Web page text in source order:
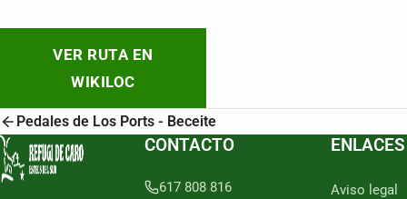
VER RUTA EN
WIKILOC
Pedales de Los Ports - Beceite
CONTACTO
617 808 816
ENLACES
Aviso legal